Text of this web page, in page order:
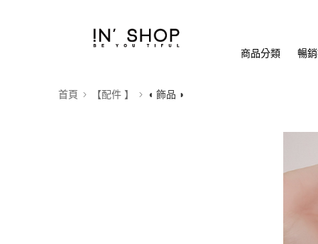
商品分類 暢
首頁 【配件 】 ◖ 飾品 ◗